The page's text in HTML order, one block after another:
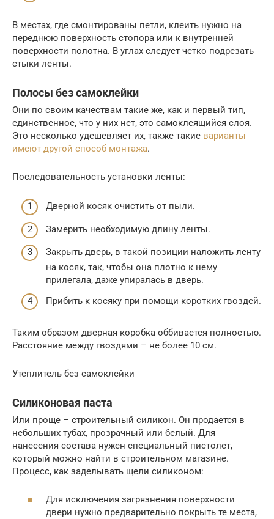
В местах, где смонтированы петли, клеить нужно на
переднюю поверхность стопора или к внутренней
поверхности полотна. В углах следует четко подрезать
стыки ленты.
Полосы без самоклейки
Они по своим качествам такие же, как и первый тип,
единственное, что у них нет, это самоклеящийся слоя.
Это несколько удешевляет их, также такие варианты
имеют другой способ монтажа.
Последовательность установки ленты:
Дверной косяк очистить от пыли.
Замерить необходимую длину ленты.
Закрыть дверь, в такой позиции наложить ленту
на косяк, так, чтобы она плотно к нему
прилегала, даже упиралась в дверь.
Прибить к косяку при помощи коротких гвоздей.
Таким образом дверная коробка оббивается полностью.
Расстояние между гвоздями – не более 10 см.
Утеплитель без самоклейки
Силиконовая паста
Или проще – строительный силикон. Он продается в
небольших тубах, прозрачный или белый. Для
нанесения состава нужен специальный пистолет,
который можно найти в строительном магазине.
Процесс, как заделывать щели силиконом:
Для исключения загрязнения поверхности
двери нужно предварительно покрыть те места,